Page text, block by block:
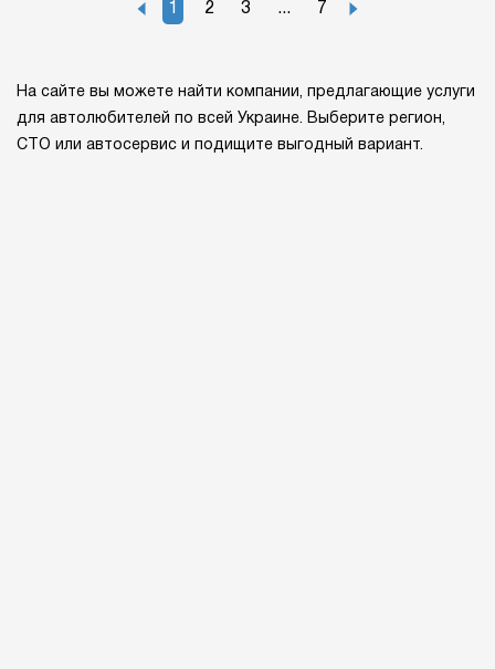
1 2 3 ... 7
На сайте вы можете найти компании, предлагающие услуги
для автолюбителей по всей Украине. Выберите регион,
СТО или автосервис и подищите выгодный вариант.